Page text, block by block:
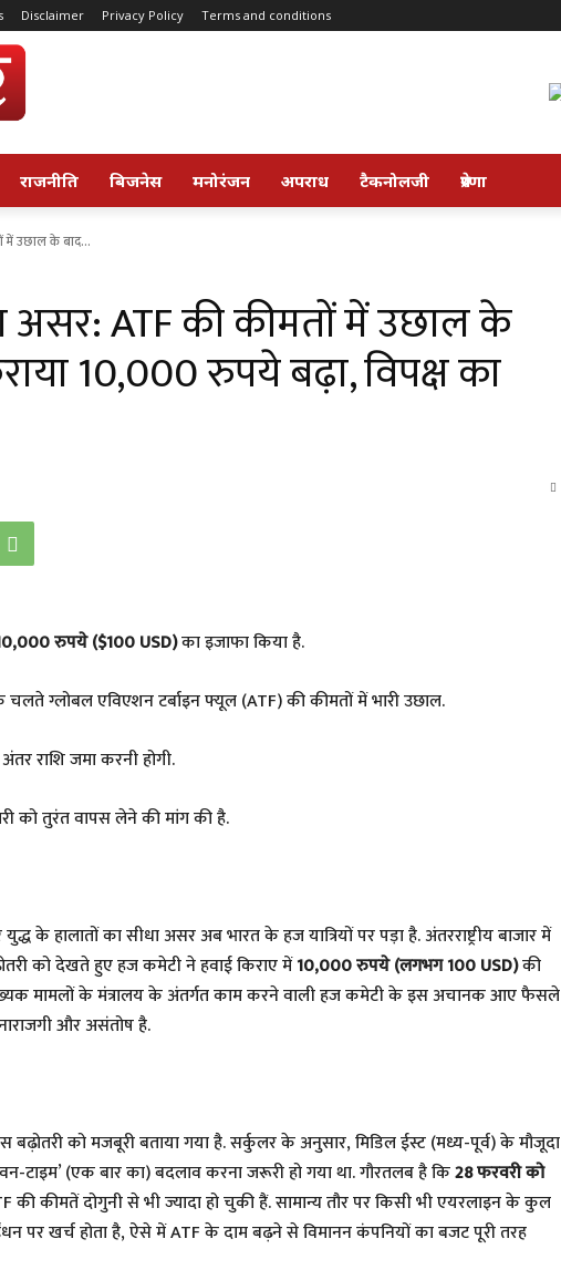
Disclaimer Privacy Policy Terms and conditions
राजनीति बिजनेस मनोरंजन अपराध टैकनोलजी प्रेरणा
में उछाल के बाद...
असर: ATF की कीमतों में उछाल के
10,000 रुपये बढ़ा, विपक्ष का
रुपये ($100 USD)का इजाफा किया है.
ग्लोबल एविएशन टर्बाइन फ्यूल (ATF) की कीमतों में भारी उछाल.
राशि जमा करनी होगी.
को तुरंत वापस लेने की मांग की है.
के हालातों का सीधा असर अब भारत के हज यात्रियों पर पड़ा है. अंतरराष्ट्रीय बाजार में
को देखते हुए हज कमेटी ने हवाई किराए में10,000 रुपये (लगभग 100 USD)की
मामलों के मंत्रालय के अंतर्गत काम करने वाली हज कमेटी के इस अचानक आए फैसले
और असंतोष है.
बढ़ोतरी को मजबूरी बताया गया है. सर्कुलर के अनुसार, मिडिल ईस्ट (मध्य-पूर्व) के मौजूदा
टाइम’ (एक बार का) बदलाव करना जरूरी हो गया था. गौरतलब है कि28 फरवरी को
की कीमतें दोगुनी से भी ज्यादा हो चुकी हैं. सामान्य तौर पर किसी भी एयरलाइन के कुल
पर खर्च होता है, ऐसे में ATF के दाम बढ़ने से विमानन कंपनियों का बजट पूरी तरह